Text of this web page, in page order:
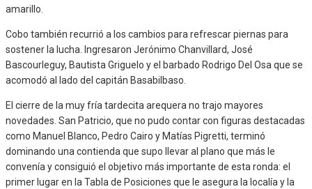
amarillo.
Cobo también recurrió a los cambios para refrescar piernas para
sostener la lucha. Ingresaron Jerónimo Chanvillard, José
Bascourleguy, Bautista Griguelo y el barbado Rodrigo Del Osa que se
acomodó al lado del capitán Basabilbaso.
El cierre de la muy fría tardecita arequera no trajo mayores
novedades. San Patricio, que no pudo contar con figuras destacadas
como Manuel Blanco, Pedro Cairo y Matías Pigretti, terminó
dominando una contienda que supo llevar al plano que más le
convenía y consiguió el objetivo más importante de esta ronda: el
primer lugar en la Tabla de Posiciones que le asegura la localía y la